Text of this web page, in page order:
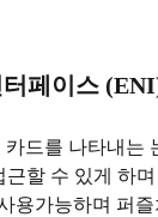
페이스
드를 나타내는
할 수 있게 하
용가능하며 퍼